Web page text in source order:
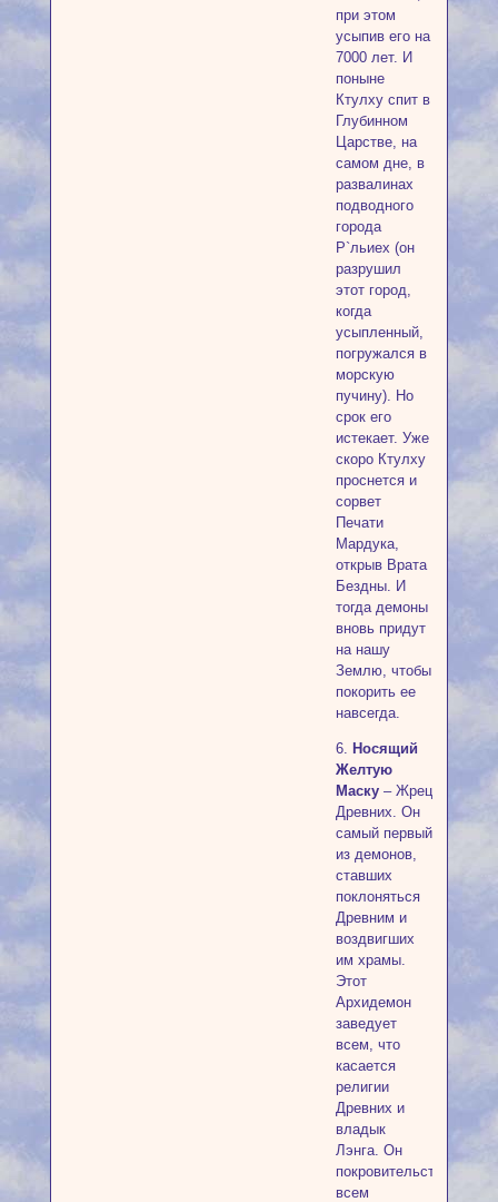
при этом
усыпив его на
7000 лет. И
поныне
Ктулху спит в
Глубинном
Царстве, на
самом дне, в
развалинах
подводного
города
Р`льиех (он
разрушил
этот город,
когда
усыпленный,
погружался в
морскую
пучину). Но
срок его
истекает. Уже
скоро Ктулху
проснется и
сорвет
Печати
Мардука,
открыв Врата
Бездны. И
тогда демоны
вновь придут
на нашу
Землю, чтобы
покорить ее
навсегда.
6. Носящий
Желтую
Маску– Жрец
Древних. Он
самый первый
из демонов,
ставших
поклоняться
Древним и
воздвигших
им храмы.
Этот
Архидемон
заведует
всем, что
касается
религии
Древних и
владык
Лэнга. Он
покровительствует
всем